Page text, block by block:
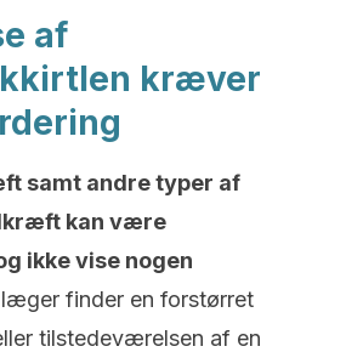
af
kræver
samt andre typer af
kan være
ikke vise nogen
finder en forstørret
tilstedeværelsen af en